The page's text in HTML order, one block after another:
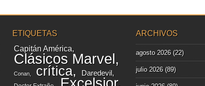
ETIQUETAS
Capitán América
Clásicos Marvel
Conan crítica Daredevil
Excelsior
ARCHIVOS
agosto 2026(22)
julio 2026(89)